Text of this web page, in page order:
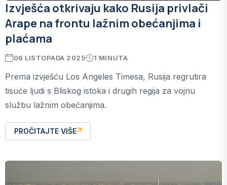
Izvješća otkrivaju kako Rusija privlači
Arape na frontu lažnim obećanjima i
plaćama
06 LISTOPADA 2025 1 MINUTA
Prema izvješću Los Angeles Timesa, Rusija regrutira
tisuće ljudi s Bliskog istoka i drugih regija za vojnu
službu lažnim obećanjima.
PROČITAJTE VIŠE